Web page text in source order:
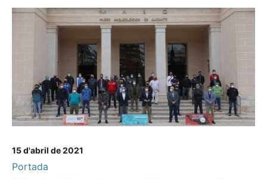
15 d'abril de 2021
Portada